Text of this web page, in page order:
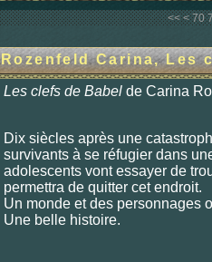
<< < 10
20
30
40
50
60
70
Rozenfeld Carina, Les
Les clefs de Babel de Carina
Dix siècles après une
survivants à se réfugier dans
adolescents vont essayer de
permettra de quitter cet endroit.
Un monde et des personnages
Une belle histoire.